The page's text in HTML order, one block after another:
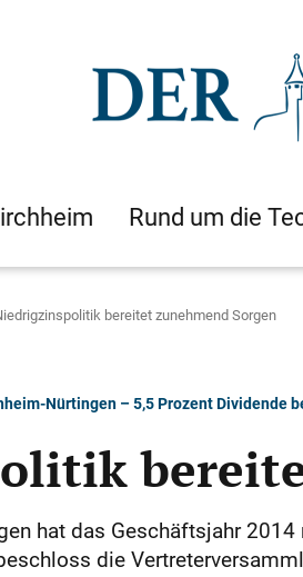
Rund um die
bereitet zunehmend Sorgen
Nürtingen – 5,5 Prozent Dividende
hat das Geschäftsjahr
die